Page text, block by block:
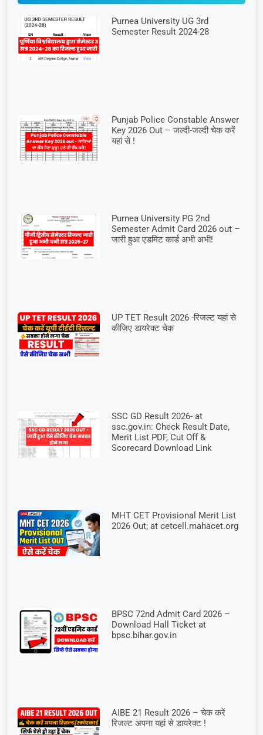
Purnea University UG 3rd
Semester Result 2024-28
Punjab Police Constable Answer
Key 2026 Out – जल्दी-जल्दी चेक करें
यहां से !
Purnea University PG 2nd
Semester Admit Card 2026 out –
जारी हुआ एडमिट कार्ड अभी अभी!
UP TET Result 2026 -रिजल्ट यहां से
कीजिए डायरेक्ट चेक
SSC GD Result 2026- at
ssc.gov.in: Check Result Date,
Merit List PDF, Cut Off &
Scorecard Download Link
MHT CET Provisional Merit List
2026 Out; at cetcell.mahacet.org
BPSC 72nd Admit Card 2026 –
Download Hall Ticket at
bpsc.bihar.gov.in
AIBE 21 Result 2026 – चेक करें
रिजल्ट अपना यहां से डायरेक्ट !